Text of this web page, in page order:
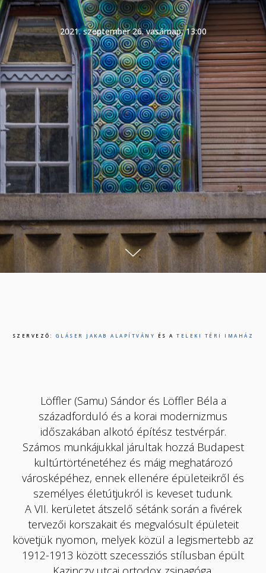
2021. szeptember 26. vasárnap, 13:00
SZERVEZŐ: GLÁSER JAKAB ALAPÍTVÁNY ÉS ATELEKI TÉRI IMAHÁZ
Löffler (Samu) Sándor és Löffler Béla a
századforduló és a korai modernizmus
időszakában alkotó építész testvérpár.
Számos munkájukkal járultak hozzá Budapest
kultúrtörténetéhez és máig meghatározó
városképéhez, ennek ellenére épületeikről és
személyes életútjukról is keveset tudunk.
A VII. kerületet átszelő sétánk során a fivérek
tervezői korszakait és megvalósult épületeit
követjük nyomon, melyek közül a legismertebb az
1912-1913 között szecessziós stílusban épült